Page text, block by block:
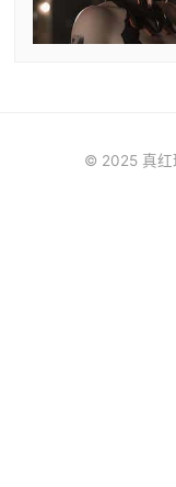
© 2025 真红